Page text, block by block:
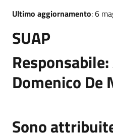
Ultimo aggiornamento: 6
SUAP
Domenico De
Sono